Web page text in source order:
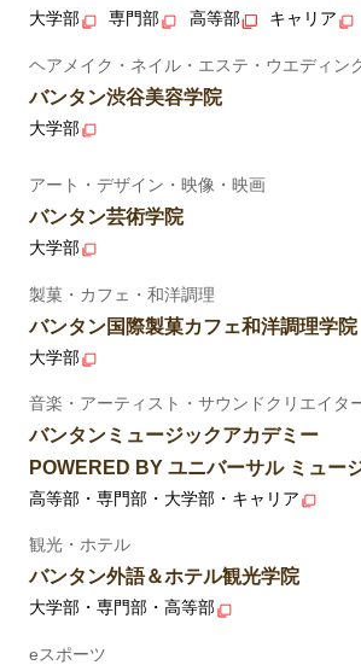
大学部 専門部 高等部 キャリア
ヘアメイク・ネイル・エステ・ウエディン
バンタン渋谷美容学院
大学部
アート・デザイン・映像・映画
バンタン芸術学院
大学部
製菓・カフェ・和洋調理
バンタン国際製菓カフェ和洋調理学院
大学部
音楽・アーティスト・サウンドクリエイタ
バンタンミュージックアカデミー
POWERED BY ユニバーサル ミュー
高等部・専門部・大学部・キャリア
観光・ホテル
バンタン外語＆ホテル観光学院
大学部・専門部・高等部
eスポーツ